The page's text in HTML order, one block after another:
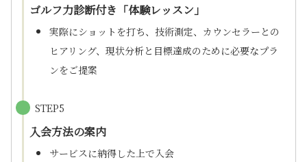
ゴルフ力診断付き「体験レッスン」
実際にショットを打ち、技術測定、カウンセラーとの
ヒアリング、現状分析と目標達成のために必要なプラ
ンをご提案
STEP5
入会方法の案内
サービスに納得した上で入会